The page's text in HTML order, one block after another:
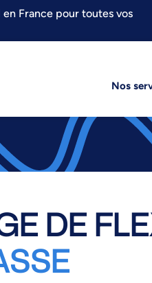
en France pour toutes vos
Nos
DE